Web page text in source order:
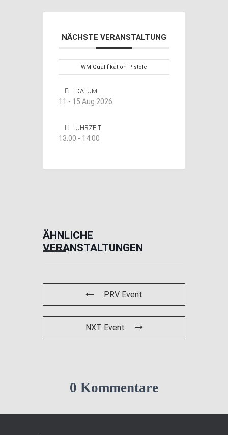
NÄCHSTE VERANSTALTUNG
WM-Qualifikation Pistole
DATUM
11 - 15 Aug 2026
UHRZEIT
13:00 - 14:00
ÄHNLICHE
VERANSTALTUNGEN
PRV Event
NXT Event
0 Kommentare